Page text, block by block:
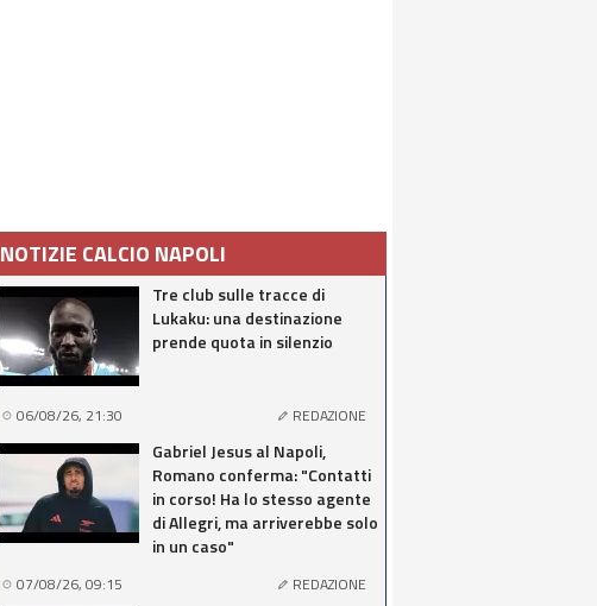
NOTIZIE CALCIO NAPOLI
Tre club sulle tracce di
Lukaku: una destinazione
prende quota in silenzio
06/08/26, 21:30 REDAZIONE
Gabriel Jesus al Napoli,
Romano conferma: "Contatti
in corso! Ha lo stesso agente
di Allegri, ma arriverebbe solo
in un caso"
07/08/26, 09:15 REDAZIONE